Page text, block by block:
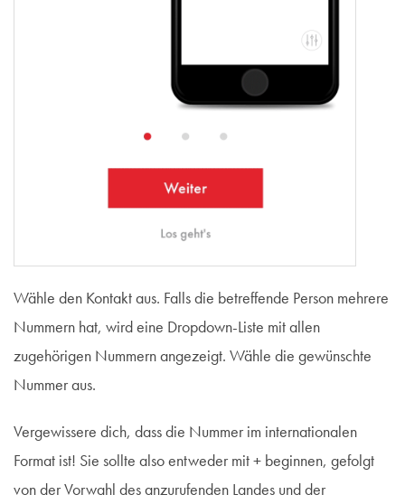
Wähle den Kontakt aus. Falls die betreffende Person mehrere
Nummern hat, wird eine Dropdown-Liste mit allen
zugehörigen Nummern angezeigt. Wähle die gewünschte
Nummer aus.
Vergewissere dich, dass die Nummer im internationalen
Format ist! Sie sollte also entweder mit + beginnen, gefolgt
von der Vorwahl des anzurufenden Landes und der